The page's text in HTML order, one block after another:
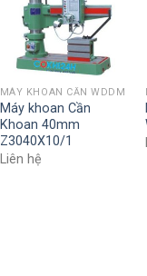
MÁY KHOAN CẦN WDDM
Máy khoan Cần
Khoan 40mm
Z3040X10/1
Liên hệ